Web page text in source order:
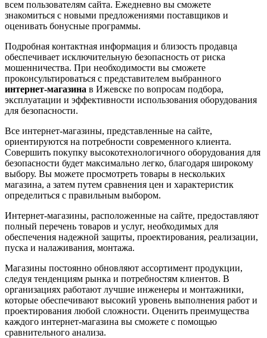
всем пользователям сайта. Ежедневно вы сможете
знакомиться с новыми предложениями поставщиков и
оценивать бонусные программы.
Подробная контактная информация и близость продавца
обеспечивает исключительную безопасность от риска
мошенничества. При необходимости вы сможете
проконсультироваться с представителем выбранного
интернет-магазина в Ижевске по вопросам подбора,
эксплуатации и эффективности использования оборудования
для безопасности.
Все интернет-магазины, представленные на сайте,
ориентируются на потребности современного клиента.
Совершить покупку высокотехнологичного оборудования для
безопасности будет максимально легко, благодаря широкому
выбору. Вы можете просмотреть товары в нескольких
магазина, а затем путем сравнения цен и характеристик
определиться с правильным выбором.
Интернет-магазины, расположенные на сайте, предоставляют
полный перечень товаров и услуг, необходимых для
обеспечения надежной защиты, проектирования, реализации,
пуска и налаживания, монтажа.
Магазины постоянно обновляют ассортимент продукции,
следуя тенденциям рынка и потребностям клиентов. В
организациях работают лучшие инженеры и монтажники,
которые обеспечивают высокий уровень выполнения работ и
проектирования любой сложности. Оценить преимущества
каждого интернет-магазина вы сможете с помощью
сравнительного анализа.